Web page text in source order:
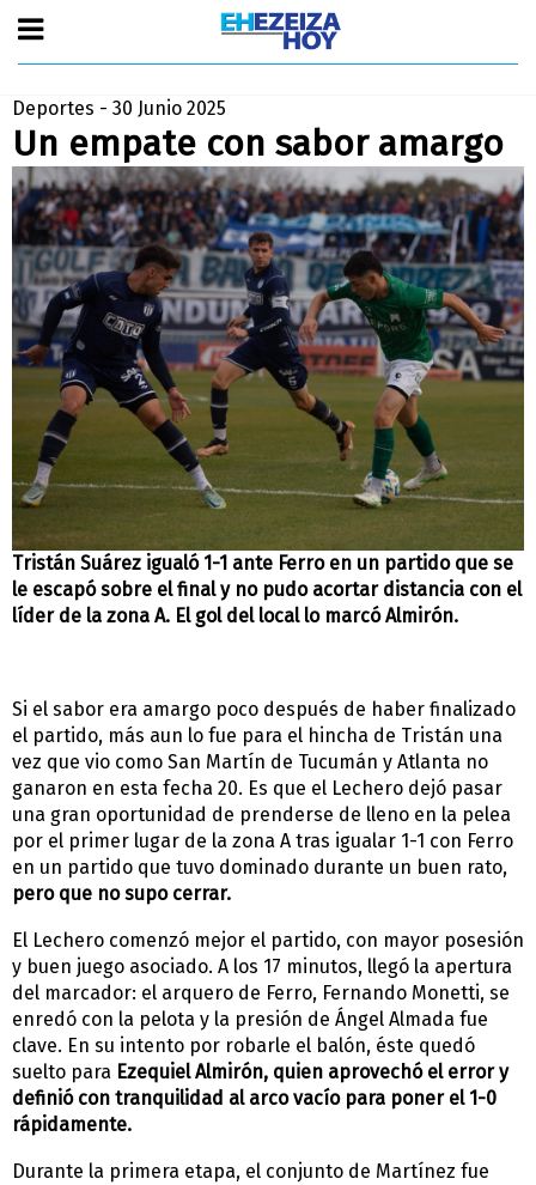
Deportes - 30 Junio 2025
Un empate con sabor amargo
Tristán Suárez igualó 1-1 ante Ferro en un partido que se
le escapó sobre el final y no pudo acortar distancia con el
líder de la zona A. El gol del local lo marcó Almirón.
Si el sabor era amargo poco después de haber finalizado
el partido, más aun lo fue para el hincha de Tristán una
vez que vio como San Martín de Tucumán y Atlanta no
ganaron en esta fecha 20. Es que el Lechero dejó pasar
una gran oportunidad de prenderse de lleno en la pelea
por el primer lugar de la zona A tras igualar 1-1 con Ferro
en un partido que tuvo dominado durante un buen rato,
pero que no supo cerrar.
El Lechero comenzó mejor el partido, con mayor posesión
y buen juego asociado. A los 17 minutos, llegó la apertura
del marcador: el arquero de Ferro, Fernando Monetti, se
enredó con la pelota y la presión de Ángel Almada fue
clave. En su intento por robarle el balón, éste quedó
suelto para Ezequiel Almirón, quien aprovechó el error y
definió con tranquilidad al arco vacío para poner el 1-0
rápidamente.
Durante la primera etapa, el conjunto de Martínez fue